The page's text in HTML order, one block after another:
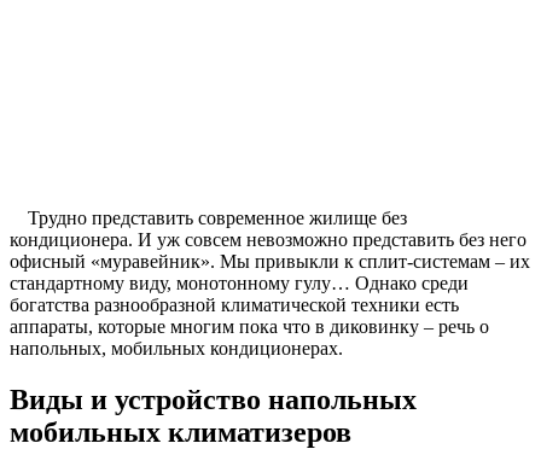
Трудно представить современное жилище без
кондиционера. И уж совсем невозможно представить без него
офисный «муравейник». Мы привыкли к сплит-системам – их
стандартному виду, монотонному гулу… Однако среди
богатства разнообразной климатической техники есть
аппараты, которые многим пока что в диковинку – речь о
напольных, мобильных кондиционерах.
Виды и устройство напольных
мобильных климатизеров